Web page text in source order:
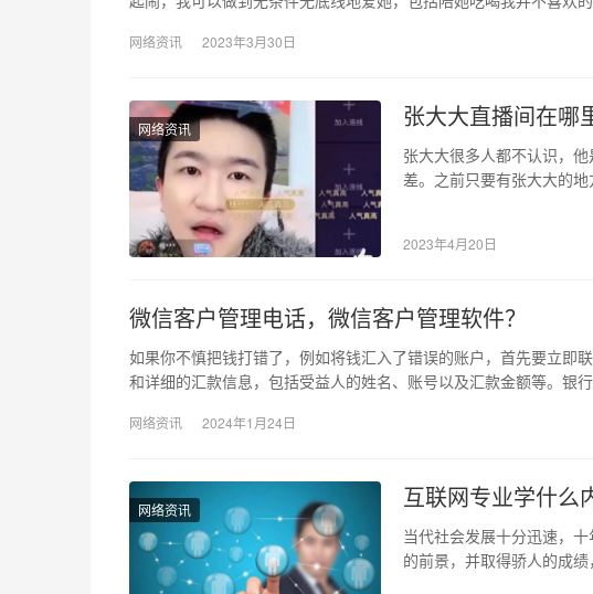
网络资讯 2023年3月30日
网络资讯 张大大直播间在哪
张大大很多人都不认识，
差。之前只要有张大大的
2023年4月20日
微信客户管理电话，微信客户管理软件？
如果你不慎把钱打错了，例如将钱汇入了错误的账户，首先要立即
和详细的汇款信息，包括受益人的姓名、账号以及汇款金额等。银
网络资讯 2024年1月24日
网络资讯 互联网专业学什么
当代社会发展十分迅速，
的前景，并取得骄人的成